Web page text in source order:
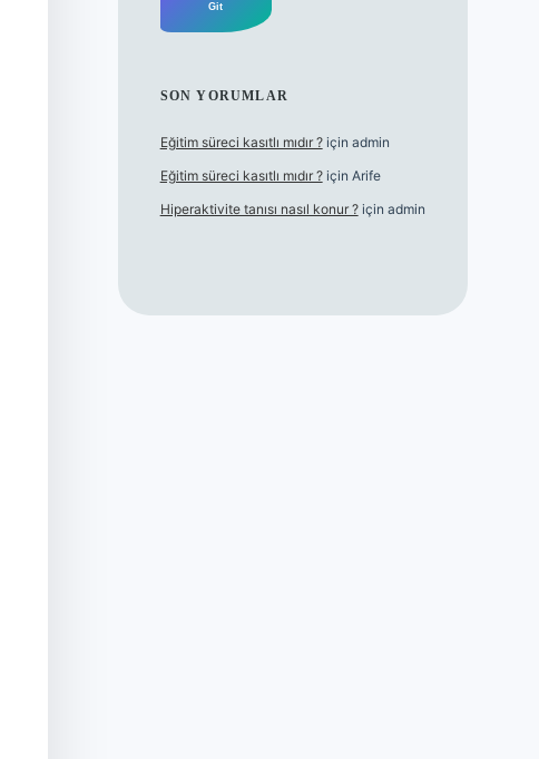
SON YORUMLAR
Eğitim süreci kasıtlı mıdır ?için admin
Eğitim süreci kasıtlı mıdır ?için Arife
Hiperaktivite tanısı nasıl konur ?için admin